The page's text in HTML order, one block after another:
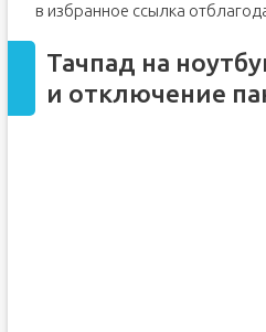
в избранное ссылка
Тачпад на
и отключение